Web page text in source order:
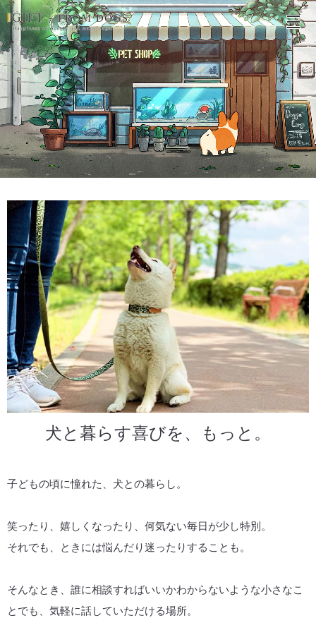
犬と暮らす喜びを、もっと。
子どもの頃に憧れた、犬との暮らし。
笑ったり、嬉しくなったり、何気ない毎日が少し特別。
それでも、ときには悩んだり迷ったりすることも。
そんなとき、誰に相談すればいいかわからないような小さなこ
とでも、気軽に話していただける場所。